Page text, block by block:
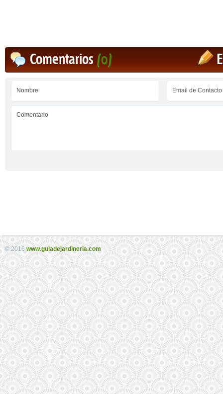
Comentarios(0)
© 2016 www.guiadejardineria.com